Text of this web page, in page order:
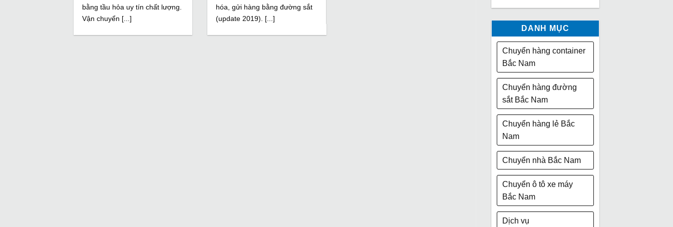
bằng tầu hỏa uy tín chất lượng.
Vận chuyển [...]
hóa, gửi hàng bằng đường sắt
(update 2019). [...]
DANH MỤC
Chuyển hàng container
Bắc Nam
Chuyển hàng đường
sắt Bắc Nam
Chuyển hàng lẻ Bắc
Nam
Chuyển nhà Bắc Nam
Chuyển ô tô xe máy
Bắc Nam
Dịch vụ